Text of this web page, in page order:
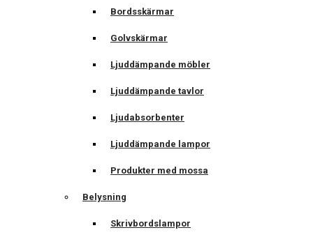
Bordsskärmar
Golvskärmar
Ljuddämpande möbler
Ljuddämpande tavlor
Ljudabsorbenter
Ljuddämpande lampor
Produkter med mossa
Belysning
Skrivbordslampor